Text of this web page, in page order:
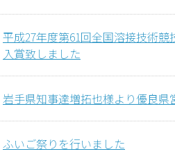
平成27年度第61回全国溶接技術
入賞致しました
岩手県知事達増拓也様より優良
ふいご祭りを行いました